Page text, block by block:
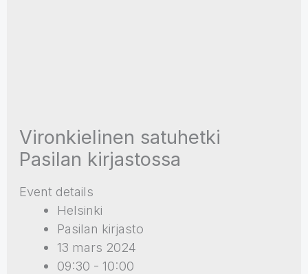
Vironkielinen satuhetki
Pasilan kirjastossa
Event details
Helsinki
Pasilan kirjasto
13 mars 2024
09:30 - 10:00